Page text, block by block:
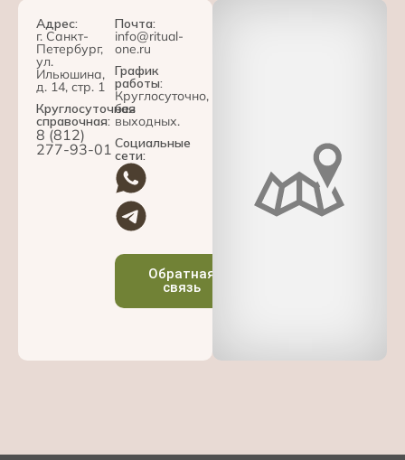
Адрес:
г. Санкт-
Петербург,
ул.
Ильюшина,
д. 14, стр. 1
Круглосуточная
справочная:
8 (812)
277-93-01
Почта:
info@ritual-
one.ru
График
работы:
Круглосуточно,
без
выходных.
Социальные
сети:
Обратная
связь